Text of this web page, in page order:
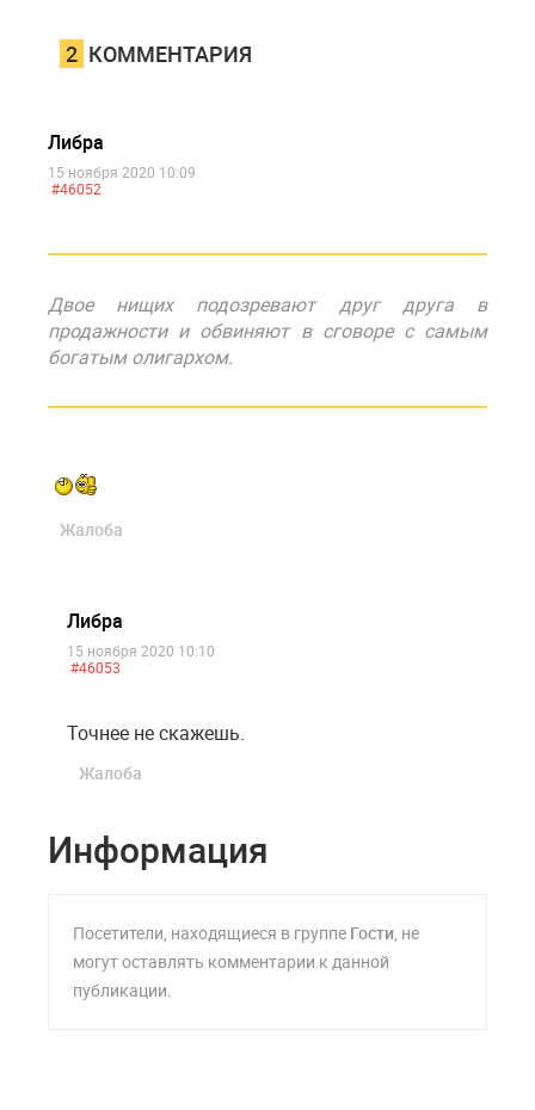
2 КОММЕНТАРИЯ
Либра
15 ноября 2020 10:09
#46052
Двое нищих подозревают друг друга в
продажности и обвиняют в сговоре с самым
богатым олигархом.
Жалоба
Либра
15 ноября 2020 10:10
#46053
Точнее не скажешь.
Жалоба
Информация
Посетители, находящиеся в группе Гости, не
могут оставлять комментарии к данной
публикации.